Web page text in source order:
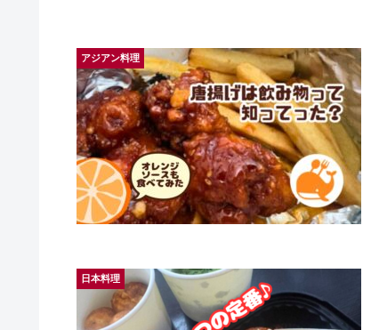
アジアン料理
日本料理